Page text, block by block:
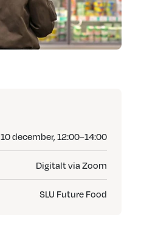
10 december, 12:00–14:00
Digitalt via Zoom
SLU Future Food